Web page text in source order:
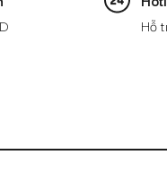
Hỗ